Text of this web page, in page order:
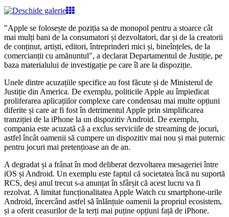
"Apple se folosește de poziția sa de monopol pentru a stoarce cât
mai mulți bani de la consumatori și dezvoltatori, dar și de la creatorii
de conținut, artiști, editori, întreprinderi mici și, bineînțeles, de la
comercianții cu amănuntul", a declarat Departamentul de Justiție, pe
baza materialului de investigație pe care îl are la dispoziție.
Unele dintre acuzațiile specifice au fost făcute și de Ministerul de
Justiție din America. De exemplu, politicile Apple au împiedicat
proliferarea aplicațiilor complexe care condensau mai multe opțiuni
diferite și care ar fi fost în detrimentul Apple prin simplificarea
tranziției de la iPhone la un dispozitiv Android. De exemplu,
compania este acuzată că a exclus serviciile de streaming de jocuri,
astfel încât oamenii să cumpere un dispozitiv mai nou și mai puternic
pentru jocuri mai pretențioase an de an.
A degradat și a frânat în mod deliberat dezvoltarea mesageriei între
iOS și Android. Un exemplu este faptul că societatea încă nu suportă
RCS, deși anul trecut s-a anunțat în sfârșit că acest lucru va fi
rezolvat. A limitat funcționalitatea Apple Watch cu smartphone-urile
Android, încercând astfel să înlănțuie oamenii la propriul ecosistem,
și a oferit ceasurilor de la terți mai puține opțiuni față de iPhone.